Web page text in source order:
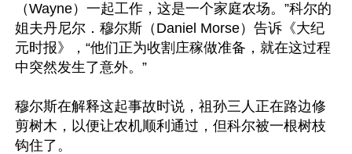
（Wayne）一起工作，这是一个家庭农场。”科尔的
姐夫丹尼尔．穆尔斯（Daniel Morse）告诉《大纪
元时报》，“他们正为收割庄稼做准备，就在这过程
中突然发生了意外。”
穆尔斯在解释这起事故时说，祖孙三人正在路边修
剪树木，以便让农机顺利通过，但科尔被一根树枝
钩住了。